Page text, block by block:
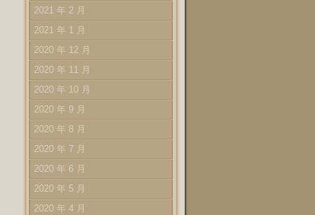
2021 年 2 月
2021 年 1 月
2020 年 12 月
2020 年 11 月
2020 年 10 月
2020 年 9 月
2020 年 8 月
2020 年 7 月
2020 年 6 月
2020 年 5 月
2020 年 4 月